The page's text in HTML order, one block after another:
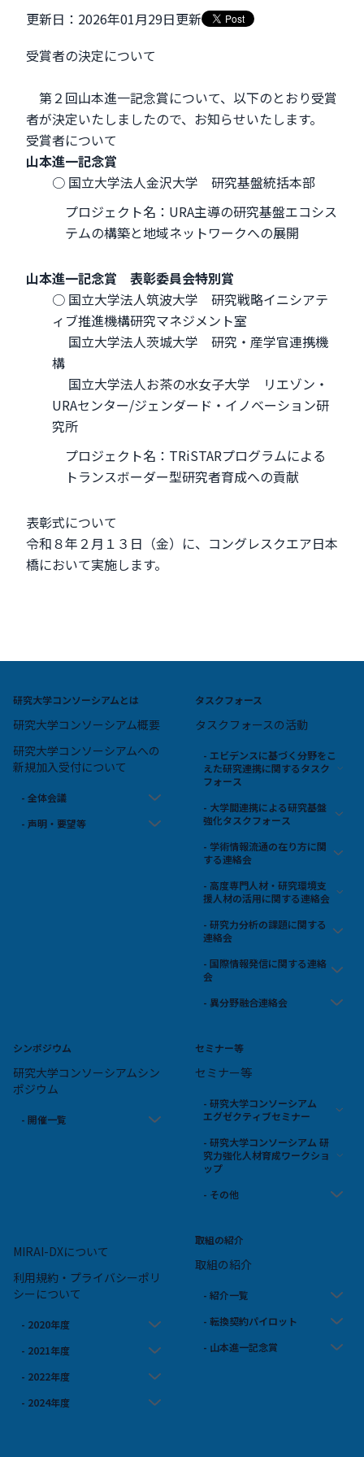
更新日：2026年01月29日更新
受賞者の決定について
第２回山本進一記念賞について、以下のとおり受賞
者が決定いたしましたので、お知らせいたします。
受賞者について
山本進一記念賞
○ 国立大学法人金沢大学 研究基盤統括本部
プロジェクト名：URA主導の研究基盤エコシス
テムの構築と地域ネットワークへの展開
山本進一記念賞 表彰委員会特別賞
○ 国立大学法人筑波大学 研究戦略イニシアテ
ィブ推進機構研究マネジメント室
国立大学法人茨城大学 研究・産学官連携機
構
国立大学法人お茶の水女子大学 リエゾン・
URAセンター/ジェンダード・イノベーション研
究所
プロジェクト名：TRiSTARプログラムによる
トランスボーダー型研究者育成への貢献
表彰式について
令和８年２月１３日（金）に、コングレスクエア日本
橋において実施します。
研究大学コンソーシアムとは
研究大学コンソーシアム概要
研究大学コンソーシアムへの
新規加入受付について
- 全体会議
- 声明・要望等
タスクフォース
タスクフォースの活動
- エビデンスに基づく分野をこ
えた研究連携に関するタスク
フォース
- 大学間連携による研究基盤
強化タスクフォース
- 学術情報流通の在り方に関
する連絡会
- 高度専門人材・研究環境支
援人材の活用に関する連絡会
- 研究力分析の課題に関する
連絡会
- 国際情報発信に関する連絡
会
- 異分野融合連絡会
シンポジウム
研究大学コンソーシアムシン
ポジウム
- 開催一覧
セミナー等
セミナー等
- 研究大学コンソーシアム
エグゼクティブセミナー
- 研究大学コンソーシアム 研
究力強化人材育成ワークショ
ップ
- その他
MIRAI-DXについて
利用規約・プライバシーポリ
シーについて
- 2020年度
- 2021年度
- 2022年度
- 2024年度
取組の紹介
取組の紹介
- 紹介一覧
- 転換契約パイロット
- 山本進一記念賞